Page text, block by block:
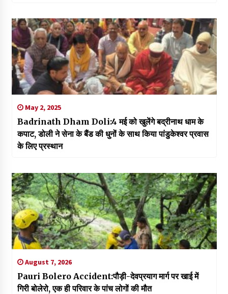
May 2, 2025
Badrinath Dham Doli:4 मई को खुलेंगे बद्रीनाथ धाम के
कपाट, डोली ने सेना के बैंड की धुनों के साथ किया पांडुकेश्वर प्रवास
के लिए प्रस्थान
August 7, 2026
Pauri Bolero Accident:पौड़ी-देवप्रयाग मार्ग पर खाई में
गिरी बोलेरो, एक ही परिवार के पांच लोगों की मौत